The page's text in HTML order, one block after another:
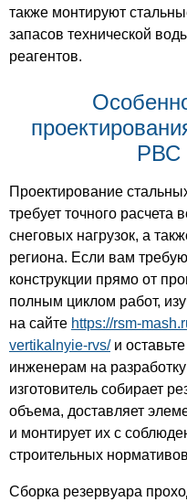
также монтируют
запасов технической
реагентов.
РВС
Проектирование
требует точного расчета
снеговых нагрузок, а
региона. Если вам
конструкции прямо от
полным циклом работ,
на сайте https://rsm-
vertikalnyie-rvs/и оставьте
инженерам на
изготовитель собирает
объема, доставляет
и монтирует их с
строительных
Сборка резервуара